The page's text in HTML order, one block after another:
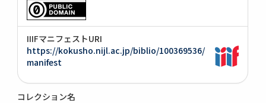
IIIFマニフェストURI
https://kokusho.nijl.ac.jp/biblio/100369536/
manifest
コレクション名